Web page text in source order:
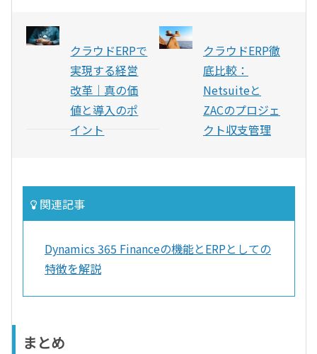
クラウドERPで
実現する経営
改革｜真の価
値と導入のポ
イント
クラウドERP徹
底比較：
Netsuiteと
ZACのプロジェ
クト収支管理
関連記事
Dynamics 365 Financeの機能とERPとしての
特徴を解説
まとめ